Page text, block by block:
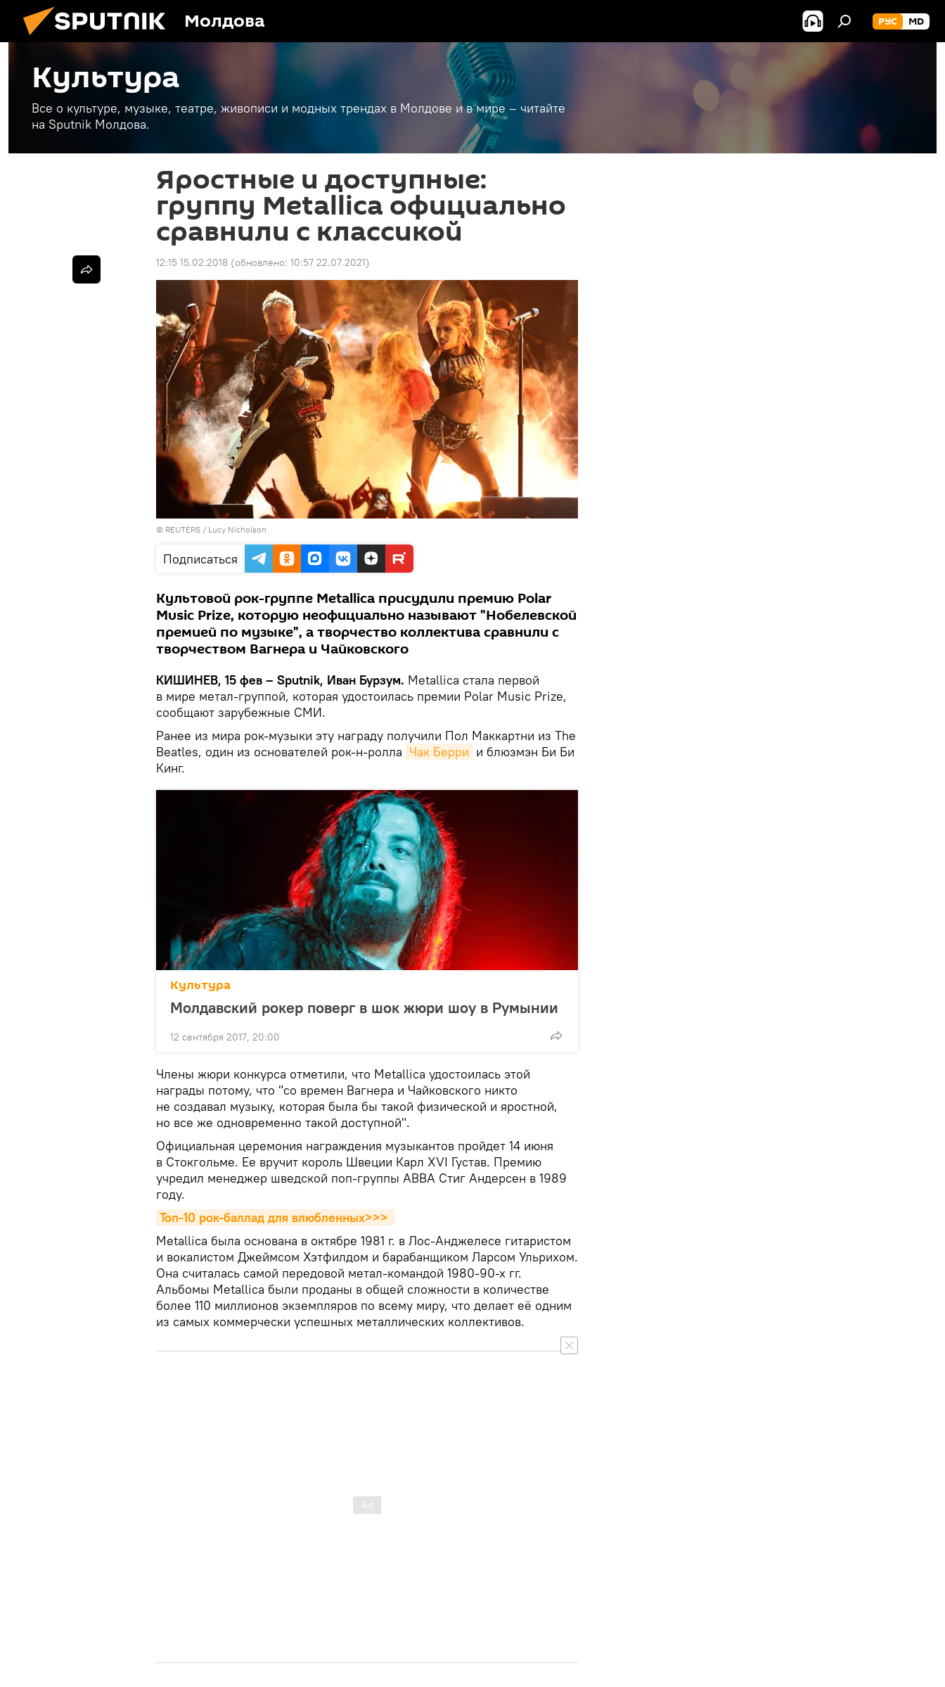
Молдова РУС MD
Культура
Все о культуре, музыке, театре, живописи и модных трендах в Молдове и в мире – читайте
на Sputnik Молдова.
Яростные и доступные:
группу Metallica официально
сравнили с классикой
12:15 15.02.2018 (обновлено: 10:57 22.07.2021)
© REUTERS / Lucy Nicholson
Подписаться
Культовой рок-группе Metallica присудили премию Polar
Music Prize, которую неофициально называют "Нобелевской
премией по музыке", а творчество коллектива сравнили с
творчеством Вагнера и Чайковского
КИШИНЕВ, 15 фев – Sputnik, Иван Бурзум. Metallica стала первой
в мире метал-группой, которая удостоилась премии Polar Music Prize,
сообщают зарубежные СМИ.
Ранее из мира рок-музыки эту награду получили Пол Маккартни из The
Beatles, один из основателей рок-н-ролла Чак Берри и блюзмэн Би Би
Кинг.
Культура
Молдавский рокер поверг в шок жюри шоу в Румынии
12 сентября 2017, 20:00
Члены жюри конкурса отметили, что Metallica удостоилась этой
награды потому, что "со времен Вагнера и Чайковского никто
не создавал музыку, которая была бы такой физической и яростной,
но все же одновременно такой доступной".
Официальная церемония награждения музыкантов пройдет 14 июня
в Стокгольме. Ее вручит король Швеции Карл XVI Густав. Премию
учредил менеджер шведской поп-группы ABBA Стиг Андерсен в 1989
году.
Топ-10 рок-баллад для влюбленных>>>
Metallica была основана в октябре 1981 г. в Лос-Анджелесе гитаристом
и вокалистом Джеймсом Хэтфилдом и барабанщиком Ларсом Ульрихом.
Она считалась самой передовой метал-командой 1980-90-х гг.
Альбомы Metallica были проданы в общей сложности в количестве
более 110 миллионов экземпляров по всему миру, что делает её одним
из самых коммерчески успешных металлических коллективов.